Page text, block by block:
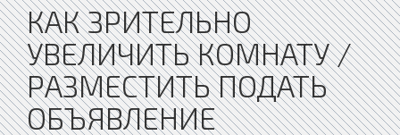
КАК ЗРИТЕЛЬНО
УВЕЛИЧИТЬ КОМНАТУ /
РАЗМЕСТИТЬ ПОДАТЬ
ОБЪЯВЛЕНИЕ